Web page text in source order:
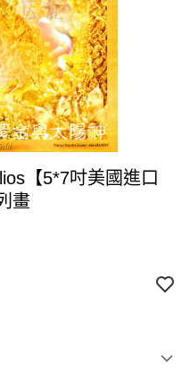
【5*7吋美國進口
畫